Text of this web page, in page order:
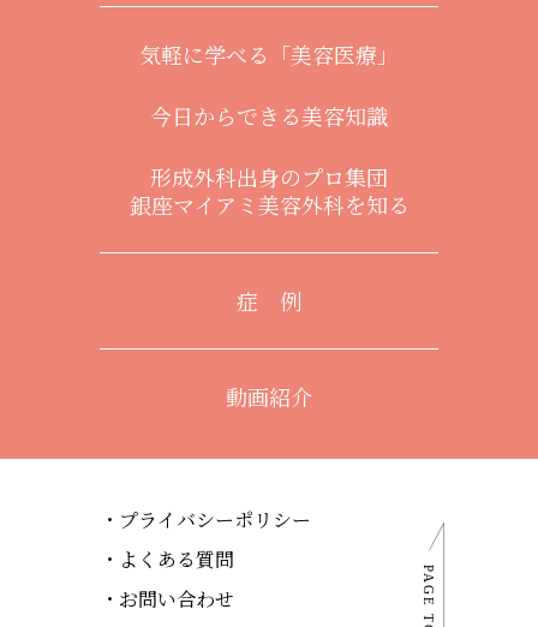
気軽に学べる「美容医療」
今日からできる美容知識
形成外科出身のプロ集団
銀座マイアミ美容外科を知る
症 例
動画紹介
プライバシーポリシー
よくある質問
お問い合わせ